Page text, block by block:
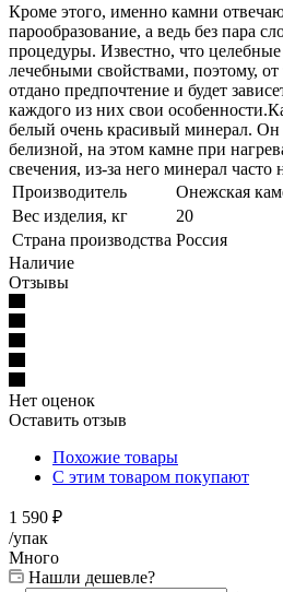
Кроме этого, именно камни
парообразование, а ведь без пара
процедуры. Известно, что
лечебными свойствами, поэтому,
отдано предпочтение и будет
каждого из них свои
белый очень красивый минерал. Он
белизной, на этом камне при
свечения, из-за него минерал
Производитель
Онежская
Вес изделия, кг
20
Страна производства Россия
Наличие
Отзывы
Нет оценок
Оставить отзыв
Похожие товары
С этим товаром покупают
1 590 ₽
/упак
Много
Нашли дешевле?